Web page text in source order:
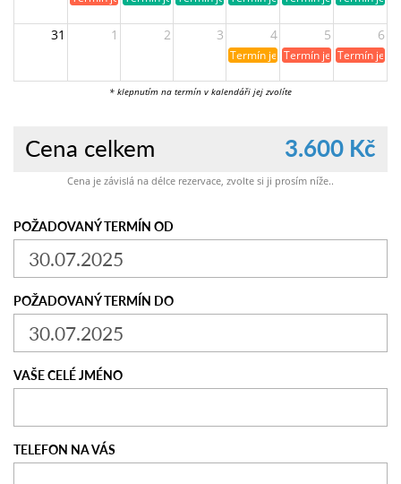
31 1 2 3 4 5 6
Termín je již rezervován
Termín je již obsazen
Termín je již
* klepnutím na termín v kalendáři jej zvolíte
Cena celkem 3.600 Kč
Cena je závislá na délce rezervace, zvolte si ji prosím níže..
POŽADOVANÝ TERMÍN OD
POŽADOVANÝ TERMÍN DO
VAŠE CELÉ JMÉNO
TELEFON NA VÁS